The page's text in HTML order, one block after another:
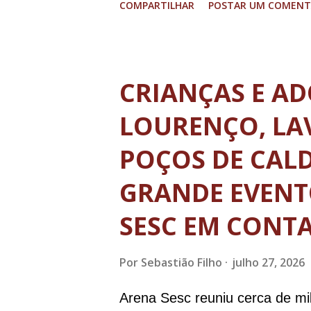
cidade serão permitidas
de segunda a sexta feira, das
Nos domingos e feriados
término dos horários
em operação de descarga. A
viajam entre estados e
da...
COMPARTILHAR POSTAR UM
CRIANÇAS E
LOURENÇO,
POÇOS DE
GRANDE
SESC EM
Por Sebastião Filho julho 27, 2026
Arena Sesc reuniu cerca de